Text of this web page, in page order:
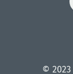
© 2023